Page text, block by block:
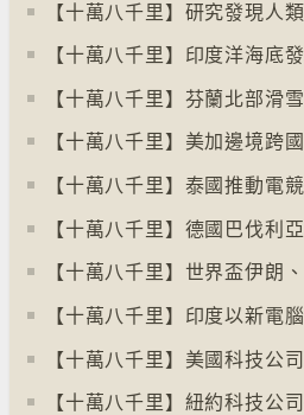
【十萬八千里】印度洋海底